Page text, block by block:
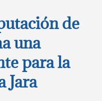
de
una
para la
Jara